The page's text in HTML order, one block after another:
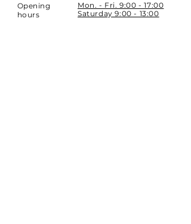
Opening
hours
Mon. - Fri. 9:00 - 17:00
Saturday 9:00 - 13:00